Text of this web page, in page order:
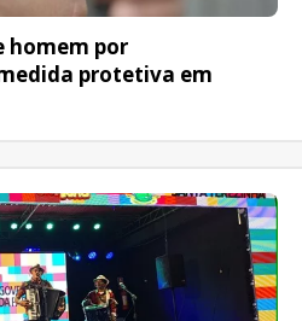
homem por
protetiva em